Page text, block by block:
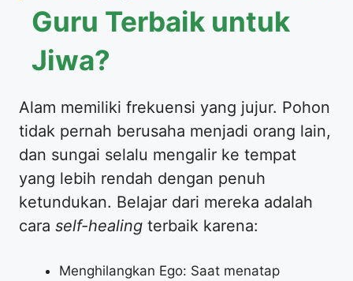
Guru Terbaik untuk
Jiwa?
Alam memiliki frekuensi yang jujur. Pohon
tidak pernah berusaha menjadi orang lain,
dan sungai selalu mengalir ke tempat
yang lebih rendah dengan penuh
ketundukan. Belajar dari mereka adalah
cara self-healing terbaik karena:
Menghilangkan Ego: Saat menatap